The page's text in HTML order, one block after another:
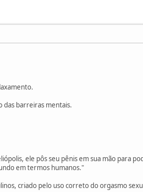
das barreiras mentais.
ele pôs seu pênis em sua mão para
em termos humanos."
criado pelo uso correto do orgasmo